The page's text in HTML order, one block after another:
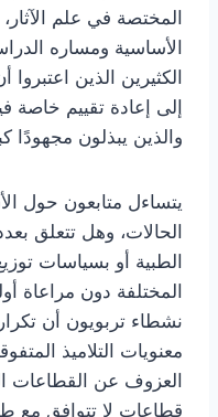
المختصة في علم
الأساسية ومساره
الكثيرين الذين
إلى إعادة تقييم خاصة
والذين يبذلون مجهودًا
يتساءل متابعون حول
الحالات، وهل تتعلق
الطبية أو بسياسات
المختلفة دون مراعاة
نشطاء تربويون أن
معنويات التلاميذ
العزوف عن القطاعات
قطاعات لا تتوافق مع